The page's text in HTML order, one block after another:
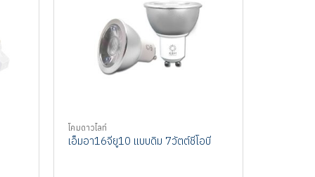
โคมดาวไลท์
เอ็มอา16จียู10 แบบดิม 7วัตต์ชีโอบี